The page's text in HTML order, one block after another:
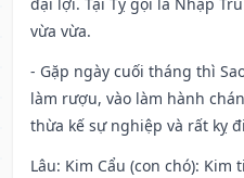
vừa vừa.
- Gặp ngày cuối tháng thì
làm rượu, vào làm hành
thừa kế sự nghiệp và rất kỵ
Lâu: Kim Cẩu (con chó):